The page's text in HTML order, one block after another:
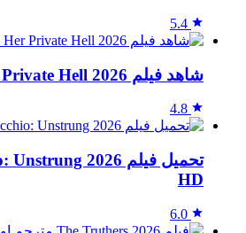
5.4
شاهد فيلم Her Private Hell 2026 مترجم HD
4.8
HD
6.0